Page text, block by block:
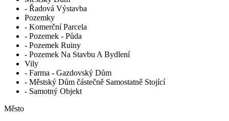
- Řadová Výstavba
Pozemky
- Komerční Parcela
- Pozemek - Půda
- Pozemek Ruiny
- Pozemek Na Stavbu A Bydlení
Vily
- Farma - Gazdovský Dům
- Městský Dům částečně Samostatně Stojící
- Samotný Objekt
Město